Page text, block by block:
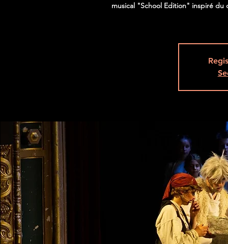
musical "School Edition" inspiré du